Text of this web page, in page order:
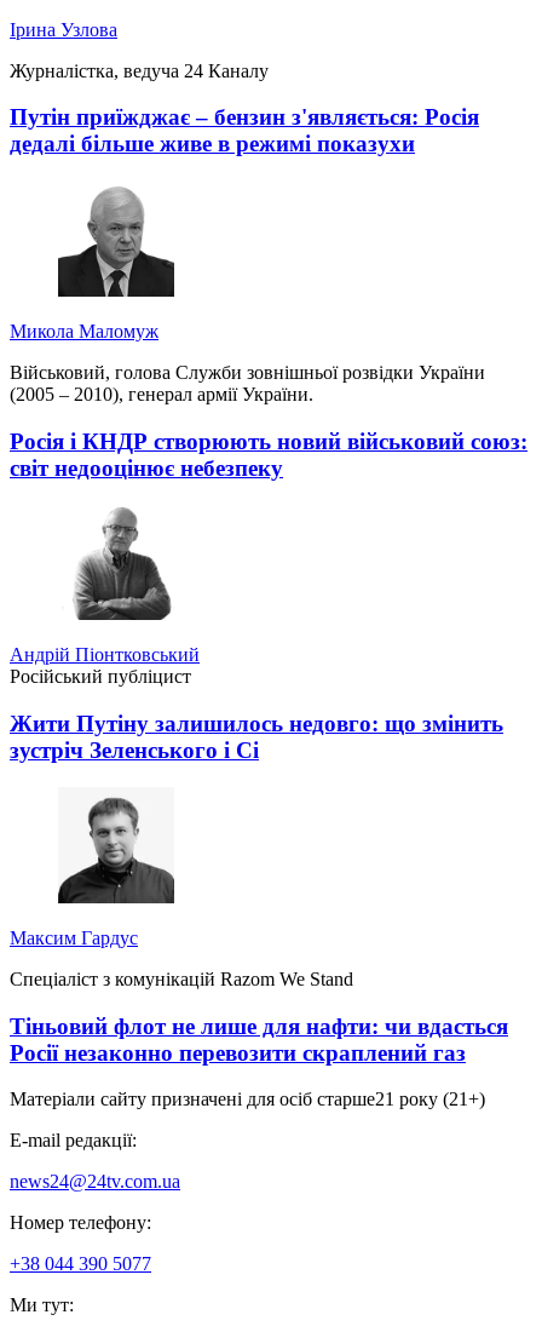
Ірина Узлова
Журналістка, ведуча 24 Каналу
Путін приїжджає – бензин з'являється: Росія
дедалі більше живе в режимі показухи
Микола Маломуж
Військовий, голова Служби зовнішньої розвідки України
(2005 – 2010), генерал армії України.
Росія і КНДР створюють новий військовий союз:
світ недооцінює небезпеку
Андрій Піонтковський
Російський публіцист
Жити Путіну залишилось недовго: що змінить
зустріч Зеленського і Сі
Максим Гардус
Спеціаліст з комунікацій Razom We Stand
Тіньовий флот не лише для нафти: чи вдасться
Росії незаконно перевозити скраплений газ
Матеріали сайту призначені для осіб старше21 року (21+)
E-mail редакції:
news24@24tv.com.ua
Номер телефону:
+38 044 390 5077
Ми тут: